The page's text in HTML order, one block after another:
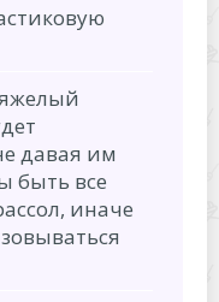
давая им
быть все
иначе